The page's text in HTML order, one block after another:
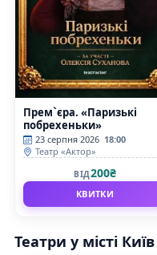
Прем`єра. «Паризькі
побрехеньки»
23 серпня 2026 18:00
Театр «Актор»
ВІД200₴
КВИТКИ
Театри у місті Київ